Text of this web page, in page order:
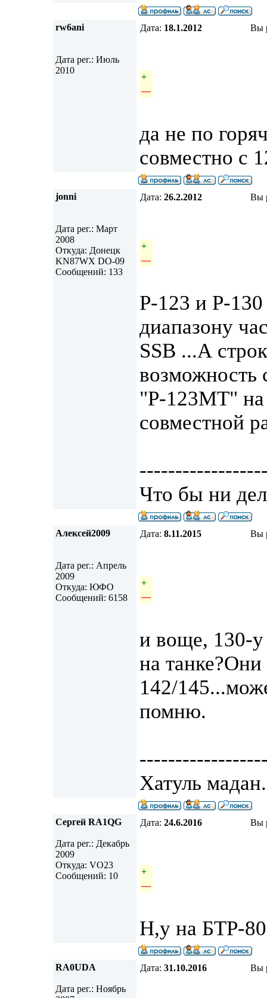
rw6ani
Дата рег.: Июль
2010
Дата: 18.1.2012 Вы
+
—
да не по
совместно с
jonni
Дата рег.: Март
2008
Откуда: Донецк
KN87WX DO-09
Сообщений: 133
Дата: 26.2.2012 Вы
+
—
P-123 и Р-
диапазону
SSB ...А
"Р-123МТ" на
совместной
Что бы ни
Алексей2009
Дата рег.: Апрель
2009
Откуда: ЮФО
Сообщений: 6158
Дата: 8.11.2015 Вы
+
—
и воще, 130-у
на
142/
помню.
Хатуль мадан.
Сергей RA1QG
Дата рег.: Декабрь
2009
Откуда: VO23
Сообщений: 10
Дата: 24.6.2016 Вы
+
—
Н,у на БТР-
RA0UDA
Дата рег.: Ноябрь
Дата: 31.10.2016 Вы